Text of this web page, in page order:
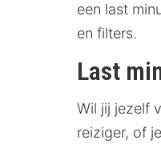
een last
en filters.
Last
Wil jij jezelf
reiziger, of